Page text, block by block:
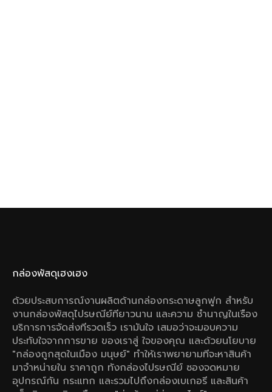
กล่องพัสดุเฮงเฮง
ด้วยประสบการณ์งานผลิตด้านกล่องกระดาษลูกฟูก สําหรับ
งานกล่องพัสดุไปรษณีย์ทียาวนาน และความ ชํานาญในเรือง
บริการการจัดส่งทีรวดเร็ว เรามันใจ เสมอว่าจะมอบความ
ประทับใจจากการขาย ของเราสู่ ใจของคุณ และด้วยนโยบาย
"กล่องถูกสุดในเมือง มนุษย์" ทําให้เราพยายามทีจะหาสินค้า
มาจําหน่ายใน ราคาถูก ทังกล่องไปรษณีย์ ซองจดหมาย
อุปกรณ์กัน กระแทก และรวมไปถึงกล่องเบเกอรี และสินค้า